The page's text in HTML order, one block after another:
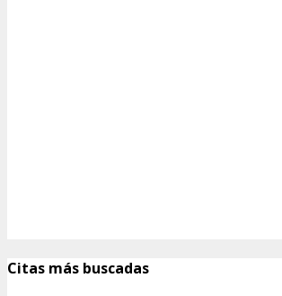
Citas más buscadas